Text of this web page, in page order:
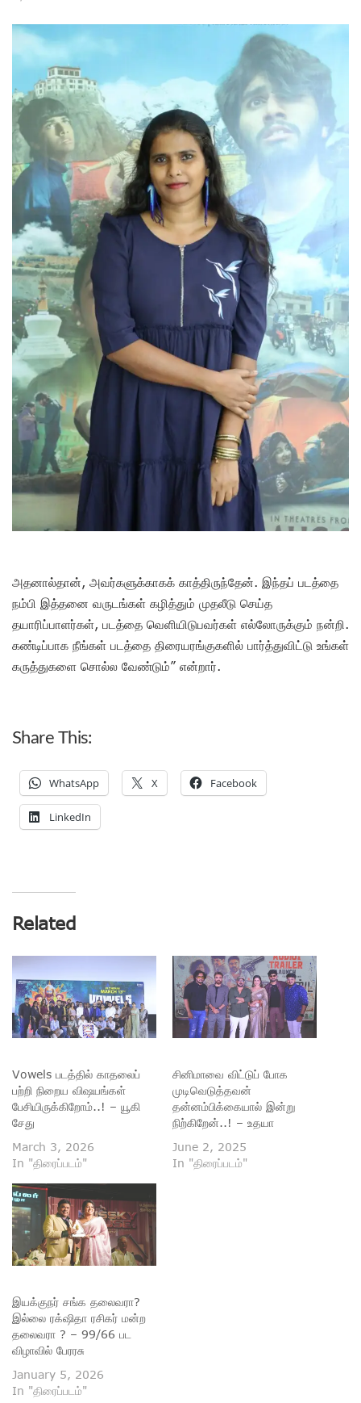
அதனால்தான், அவர்களுக்காகக் காத்திருந்தேன். இந்தப் படத்தை
நம்பி இத்தனை வருடங்கள் கழித்தும் முதலீடு செய்த
தயாரிப்பாளர்கள், படத்தை வெளியிடுபவர்கள் எல்லோருக்கும் நன்றி.
கண்டிப்பாக நீங்கள் படத்தை திரையரங்குகளில் பார்த்துவிட்டு உங்கள்
கருத்துகளை சொல்ல வேண்டும்” என்றார்.
Share This:
WhatsApp X Facebook
LinkedIn
Related
Vowels படத்தில் காதலைப்
பற்றி நிறைய விஷயங்கள்
பேசியிருக்கிறோம்..! – யூகி
சேது
March 3, 2026
In "திரைப்படம்"
சினிமாவை விட்டுப் போக
முடிவெடுத்தவன்
தன்னம்பிக்கையால் இன்று
நிற்கிறேன்..! – உதயா
June 2, 2025
In "திரைப்படம்"
இயக்குநர் சங்க தலைவரா?
இல்லை ரக்‌ஷிதா ரசிகர் மன்ற
தலைவரா ? – 99/66 பட
விழாவில் பேரரசு
January 5, 2026
In "திரைப்படம்"